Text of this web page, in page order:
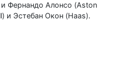
Фернандо Алонсо (Aston
и Эстебан Окон (Haas).